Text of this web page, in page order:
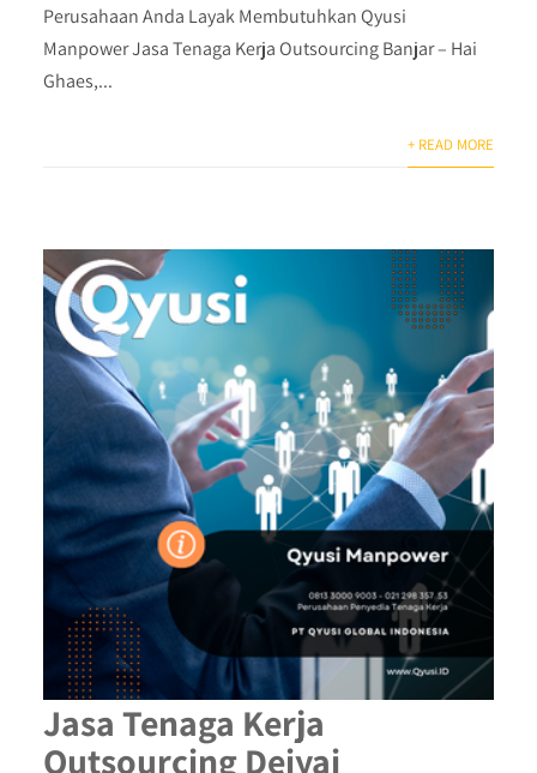
Perusahaan Anda Layak Membutuhkan Qyusi
Manpower Jasa Tenaga Kerja Outsourcing Banjar – Hai
Ghaes,...
+ READ MORE
Jasa Tenaga Kerja
Outsourcing Deiyai